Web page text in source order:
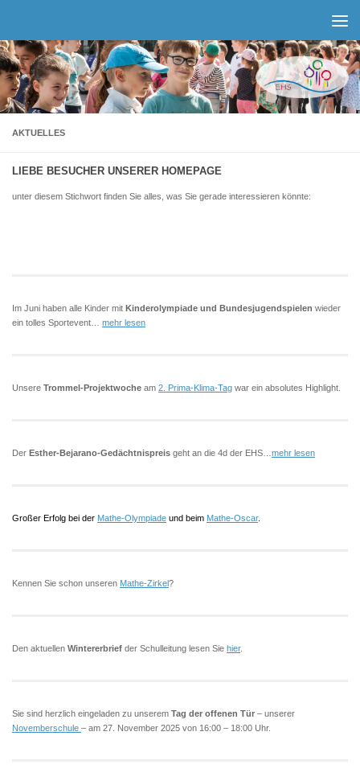
AKTUELLES
LIEBE BESUCHER UNSERER HOMEPAGE
unter diesem Stichwort finden Sie alles, was Sie gerade interessieren könnte:
Im Juni haben alle Kinder mit Kinderolympiade und Bundesjugendspielen wieder
ein tolles Sportevent… mehr lesen
Unsere Trommel-Projektwoche am 2. Prima-Klima-Tag war ein absolutes Highlight.
Der Esther-Bejarano-Gedächtnispreis geht an die 4d der EHS… mehr lesen
Großer Erfolg bei der Mathe-Olympiade und beim Mathe-Oscar.
Kennen Sie schon unseren Mathe-Zirkel?
Den aktuellen Wintererbrief der Schulleitung lesen Sie hier.
Sie sind herzlich eingeladen zu unserem Tag der offenen Tür – unserer
Novemberschule – am 27. November 2025 von 16:00 – 18:00 Uhr.